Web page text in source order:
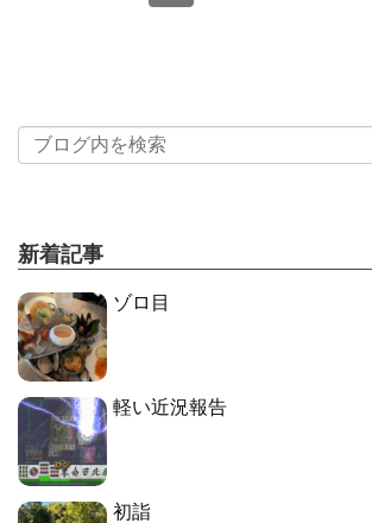
新着記事
ゾロ目
軽い近況報告
初詣